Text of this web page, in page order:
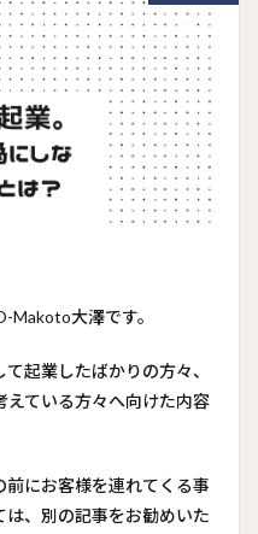
Makoto大澤です。
起業したばかりの方々、
えている方々へ向けた内容
にお客様を連れてくる事
、別の記事をお勧めいた